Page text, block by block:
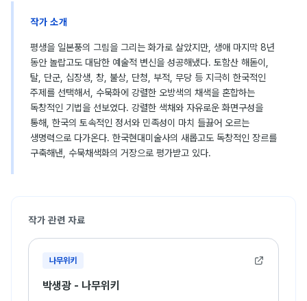
작가 소개
평생을 일본풍의 그림을 그리는 화가로 살았지만, 생애 마지막 8년
동안 놀랍고도 대담한 예술적 변신을 성공해냈다. 토함산 해돋이,
탈, 단군, 십장생, 창, 불상, 단청, 부적, 무당 등 지극히 한국적인
주제를 선택해서, 수묵화에 강렬한 오방색의 채색을 혼합하는
독창적인 기법을 선보였다. 강렬한 색채와 자유로운 화면구성을
통해, 한국의 토속적인 정서와 민족성이 마치 들끓어 오르는
생명력으로 다가온다. 한국현대미술사의 새롭고도 독창적인 장르를
구축해낸, 수묵채색화의 거장으로 평가받고 있다.
작가 관련 자료
나무위키
박생광 - 나무위키